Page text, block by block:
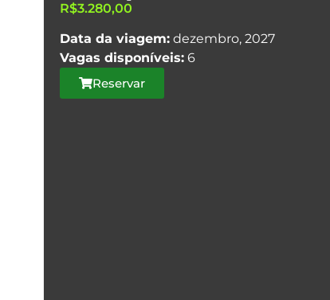
R$3.280,00
Data da viagem:dezembro, 2027
Vagas disponíveis:6
Reservar